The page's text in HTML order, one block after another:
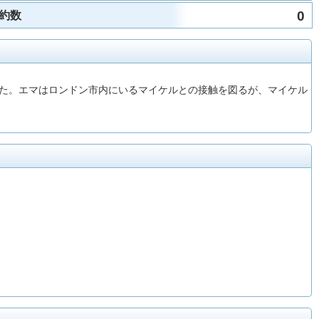
数 0
エマはロンドン市内にいるマイケルとの接触を図るが、マイケル